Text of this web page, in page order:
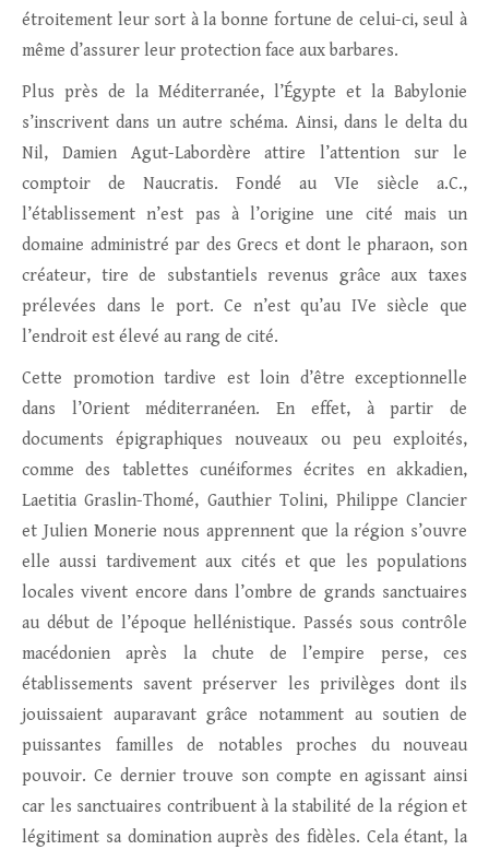
étroitement leur sort à la bonne fortune de celui-ci, seul à
même d’assurer leur protection face aux barbares.
Plus près de la Méditerranée, l’Égypte et la Babylonie
s’inscrivent dans un autre schéma. Ainsi, dans le delta du
Nil, Damien Agut-Labordère attire l’attention sur le
comptoir de Naucratis. Fondé au VIe siècle a.C.,
l’établissement n’est pas à l’origine une cité mais un
domaine administré par des Grecs et dont le pharaon, son
créateur, tire de substantiels revenus grâce aux taxes
prélevées dans le port. Ce n’est qu’au IVe siècle que
l’endroit est élevé au rang de cité.
Cette promotion tardive est loin d’être exceptionnelle
dans l’Orient méditerranéen. En effet, à partir de
documents épigraphiques nouveaux ou peu exploités,
comme des tablettes cunéiformes écrites en akkadien,
Laetitia Graslin-Thomé, Gauthier Tolini, Philippe Clancier
et Julien Monerie nous apprennent que la région s’ouvre
elle aussi tardivement aux cités et que les populations
locales vivent encore dans l’ombre de grands sanctuaires
au début de l’époque hellénistique. Passés sous contrôle
macédonien après la chute de l’empire perse, ces
établissements savent préserver les privilèges dont ils
jouissaient auparavant grâce notamment au soutien de
puissantes familles de notables proches du nouveau
pouvoir. Ce dernier trouve son compte en agissant ainsi
car les sanctuaires contribuent à la stabilité de la région et
légitiment sa domination auprès des fidèles. Cela étant, la